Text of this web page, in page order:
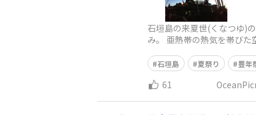
石垣島の来夏世(くなつゆ)
み。 亜熱帯の熱気を帯び
石垣島 夏祭り 豊年
61